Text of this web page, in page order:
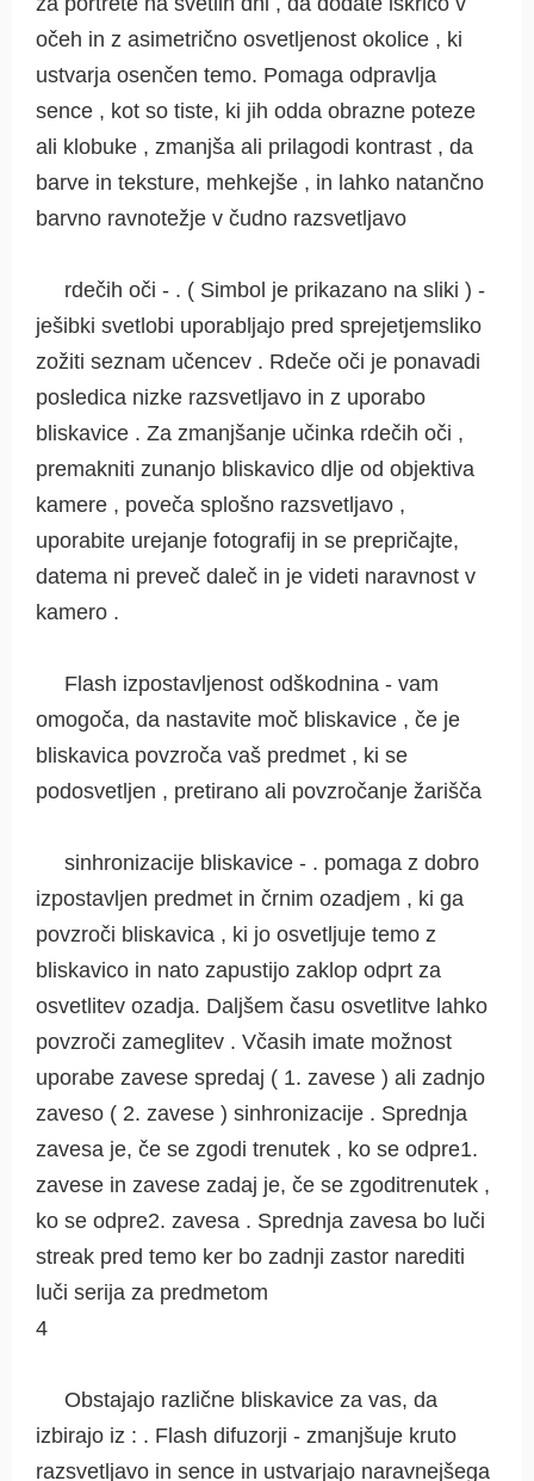
očeh in z asimetrično osvetljenost okolice , ki
ustvarja osenčen temo. Pomaga odpravlja
sence , kot so tiste, ki jih odda obrazne poteze
ali klobuke , zmanjša ali prilagodi kontrast , da
barve in teksture, mehkejše , in lahko natančno
barvno ravnotežje v čudno razsvetljavo
rdečih oči - . ( Simbol je prikazano na sliki ) -
ješibki svetlobi uporabljajo pred sprejetjemsliko
zožiti seznam učencev . Rdeče oči je ponavadi
posledica nizke razsvetljavo in z uporabo
bliskavice . Za zmanjšanje učinka rdečih oči ,
premakniti zunanjo bliskavico dlje od objektiva
kamere , poveča splošno razsvetljavo ,
uporabite urejanje fotografij in se prepričajte,
datema ni preveč daleč in je videti naravnost v
kamero .
Flash izpostavljenost odškodnina - vam
omogoča, da nastavite moč bliskavice , če je
bliskavica povzroča vaš predmet , ki se
podosvetljen , pretirano ali povzročanje žarišča
sinhronizacije bliskavice - . pomaga z dobro
izpostavljen predmet in črnim ozadjem , ki ga
povzroči bliskavica , ki jo osvetljuje temo z
bliskavico in nato zapustijo zaklop odprt za
osvetlitev ozadja. Daljšem času osvetlitve lahko
povzroči zameglitev . Včasih imate možnost
uporabe zavese spredaj ( 1. zavese ) ali zadnjo
zaveso ( 2. zavese ) sinhronizacije . Sprednja
zavesa je, če se zgodi trenutek , ko se odpre1.
zavese in zavese zadaj je, če se zgoditrenutek ,
ko se odpre2. zavesa . Sprednja zavesa bo luči
streak pred temo ker bo zadnji zastor narediti
luči serija za predmetom
4
Obstajajo različne bliskavice za vas, da
izbirajo iz : . Flash difuzorji - zmanjšuje kruto
razsvetljavo in sence in ustvarjajo naravnejšega